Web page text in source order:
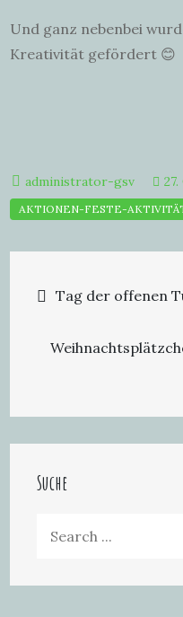
Und ganz nebenbei
Kreativität gefördert 😊
Tag der offenen
Suche